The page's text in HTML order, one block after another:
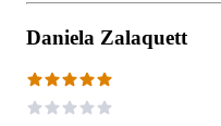
Daniela Zalaquett